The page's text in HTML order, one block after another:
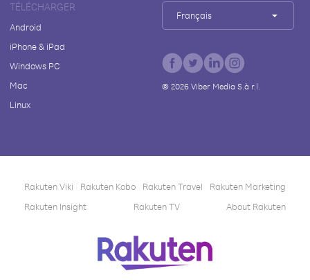
TÉLÉCHARGER
Android
iPhone & iPad
Windows PC
Mac
Linux
Français
© 2026Viber Media S.à r.l.
Rakuten Viki Rakuten Kobo Rakuten Travel
Rakuten Marketing
Rakuten Insight
Rakuten TV About Rakuten